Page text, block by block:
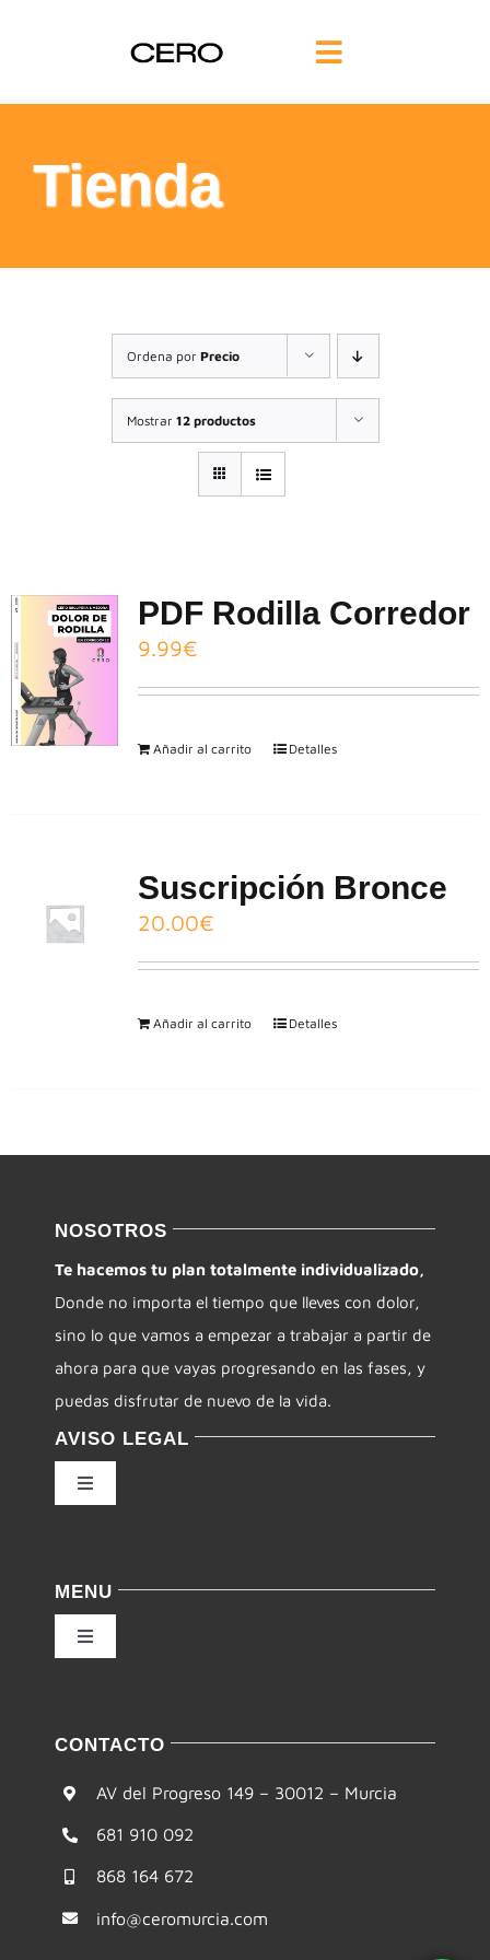
Toggle
Navigation
FILOSOFÍA
TE AYUDAMOS
FORMACIÓN
COMUNIDAD
Tienda
Ordena por Precio
Mostrar 12 productos
PDF Rodilla Corredor
9.99€
Añadir al carrito Detalles
Suscripción Bronce
20.00€
Añadir al carrito Detalles
NOSOTROS
Te hacemos tu plan totalmente individualizado,
Donde no importa el tiempo que lleves con dolor,
sino lo que vamos a empezar a trabajar a partir de
ahora para que vayas progresando en las fases, y
puedas disfrutar de nuevo de la vida.
AVISO LEGAL
Toggle
Navigation
Condiciones de uso
Accesibilidad
Mapa del sitio
MENU
Toggle
Navigation
Te ayudamos
Formación
CONTACTO
AV del Progreso 149 – 30012 – Murcia
681 910 092
868 164 672
info@ceromurcia.com